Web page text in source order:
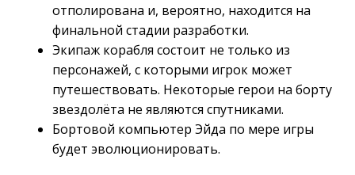
отполирована и, вероятно, находится на
финальной стадии разработки.
Экипаж корабля состоит не только из
персонажей, с которыми игрок может
путешествовать. Некоторые герои на борту
звездолёта не являются спутниками.
Бортовой компьютер Эйда по мере игры
будет эволюционировать.